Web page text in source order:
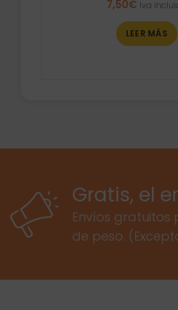
7,50€ Iva
LEER MÁS
Gratis, el
Envíos gratuitos
de peso.